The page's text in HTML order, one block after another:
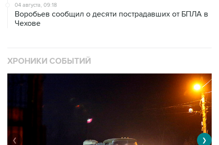
04 августа, 09:18
Воробьев сообщил о десяти пострадавших от БПЛА в
Чехове
ХРОНИКИ СОБЫТИЙ
❮ ❯